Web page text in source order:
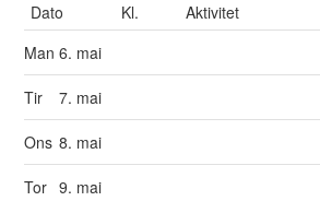
Dato Kl. Aktivitet
Man6. mai
Tir 7. mai
Ons 8. mai
Tor 9. mai